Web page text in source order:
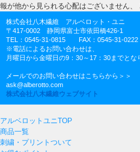
報が他から見られる心配はございません、
株式会社八木繊維 アルベロット・ユニ
〒417-0002 静岡県富士市依田橋426-1
TEL：0545-31-0815 FAX：0545-31-0222
※電話によるお問い合わせは、
月曜日から金曜日の9：30～17：30までとな
メールでのお問い合わせはこちらから＞＞
ask@alberotto.com
株式会社八木繊維ウェブサイト
アルベロットユニTOP
商品一覧
刺繍・プリントついて